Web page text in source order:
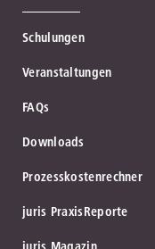
Schulungen
Veranstaltungen
FAQs
Downloads
Prozesskostenrechner
juris PraxisReporte